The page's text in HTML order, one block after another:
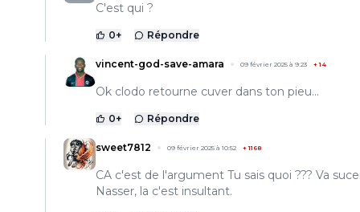
C'est qui ?
0+ Répondre
vincent-god-save-amara 09 février 2025 à 9:23 +14
Ok clodo retourne cuver dans ton pieu...
0+ Répondre
sweet7812 09 février 2025 à 10:52 +1168
CA c'est de l'argument Tu sais quoi ??? Va
Nasser, la c'est insultant.